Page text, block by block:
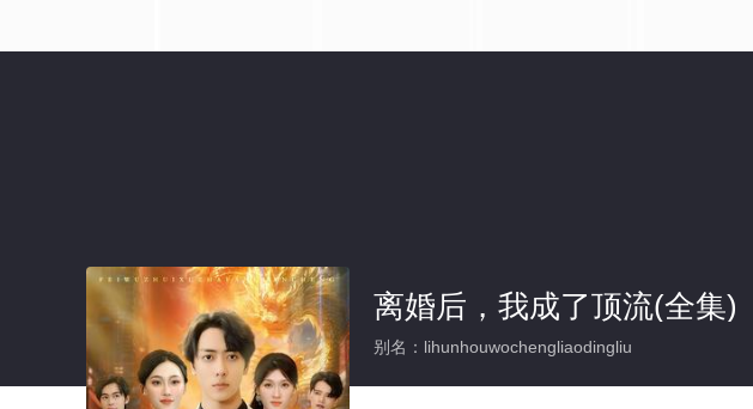
离婚后，我成了顶流(全集)
别名：lihunhouwochengliaodingliu